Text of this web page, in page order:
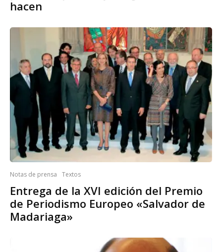
hacen
Notas de prensa Textos
Entrega de la XVI edición del Premio
de Periodismo Europeo «Salvador de
Madariaga»